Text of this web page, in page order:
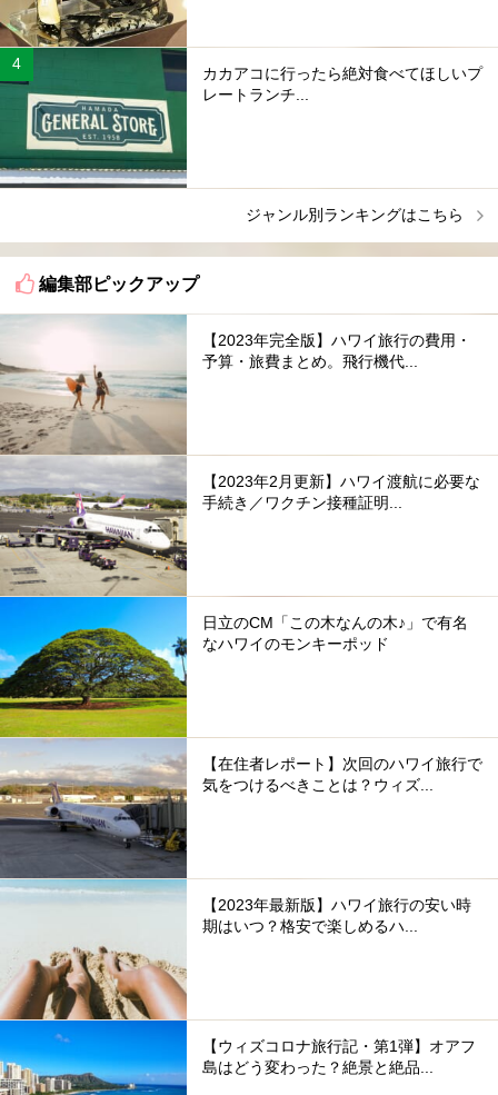
カカアコに行ったら絶対食べてほしいプ
レートランチ...
ジャンル別ランキングはこちら
編集部ピックアップ
【2023年完全版】ハワイ旅行の費用・
予算・旅費まとめ。飛行機代...
【2023年2月更新】ハワイ渡航に必要な
手続き／ワクチン接種証明...
日立のCM「この木なんの木♪」で有名
なハワイのモンキーポッド
【在住者レポート】次回のハワイ旅行で
気をつけるべきことは？ウィズ...
【2023年最新版】ハワイ旅行の安い時
期はいつ？格安で楽しめるハ...
【ウィズコロナ旅行記・第1弾】オアフ
島はどう変わった？絶景と絶品...